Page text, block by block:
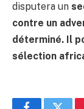
disputera un
contre un
déterminé. Il
sélection